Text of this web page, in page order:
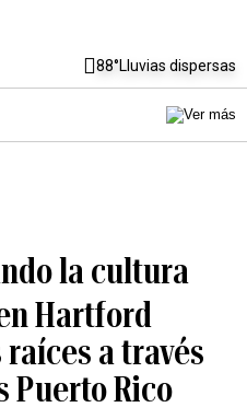
88°Lluvias dispersas
la cultura
Hartford
a través
Puerto Rico